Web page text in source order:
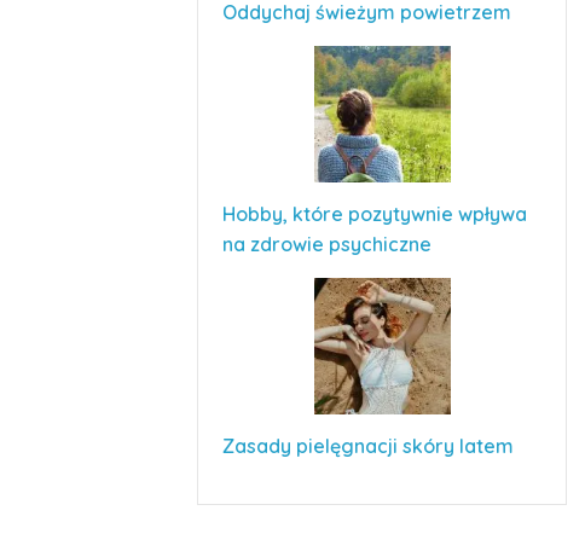
Oddychaj świeżym powietrzem
Hobby, które pozytywnie wpływa
na zdrowie psychiczne
Zasady pielęgnacji skóry latem